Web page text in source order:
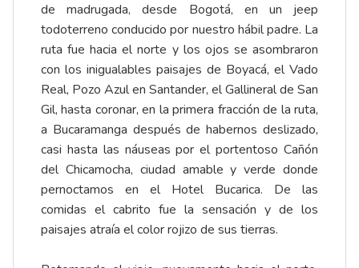
de madrugada, desde Bogotá, en un jeep
todoterreno conducido por nuestro hábil padre. La
ruta fue hacia el norte y los ojos se asombraron
con los inigualables paisajes de Boyacá, el Vado
Real, Pozo Azul en Santander, el Gallineral de San
Gil, hasta coronar, en la primera fracción de la ruta,
a Bucaramanga después de habernos deslizado,
casi hasta las náuseas por el portentoso Cañón
del Chicamocha, ciudad amable y verde donde
pernoctamos en el Hotel Bucarica. De las
comidas el cabrito fue la sensación y de los
paisajes atraía el color rojizo de sus tierras.